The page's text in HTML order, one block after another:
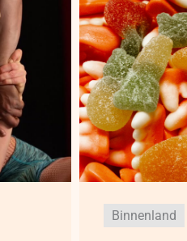
Binnenland